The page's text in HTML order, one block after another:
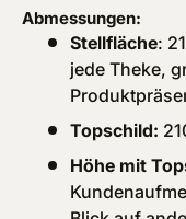
Abmessungen:
Stellfläche:
jede Theke,
Topschild:
Höhe mit